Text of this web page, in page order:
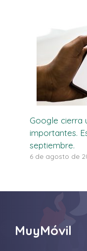
Google cierra
importantes.
septiembre.
6 de agosto de
MuyMóvil